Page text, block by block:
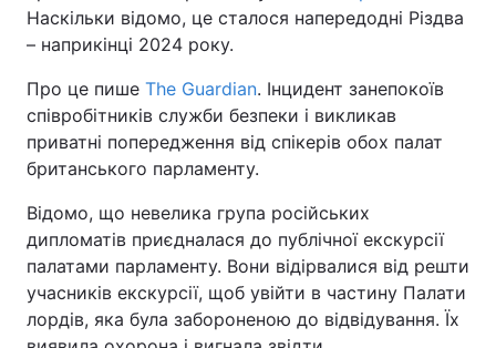
Наскільки відомо, це сталося напередодні Різдва
– наприкінці 2024 року.
Про це пише The Guardian. Інцидент занепокоїв
співробітників служби безпеки і викликав
приватні попередження від спікерів обох палат
британського парламенту.
Відомо, що невелика група російських
дипломатів приєдналася до публічної екскурсії
палатами парламенту. Вони відірвалися від решти
учасників екскурсії, щоб увійти в частину Палати
лордів, яка була забороненою до відвідування. Їх